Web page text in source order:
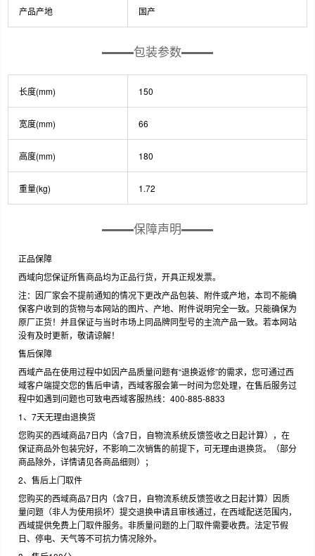
产品产地 国产
包装参数
长度(mm) 150
宽度(mm) 66
高度(mm) 180
重量(kg) 1.72
保障声明
正品保障
西域向您保证所售商品均为正品行货，开具正规发票。
注：因厂家会不提前通知的情况下更改产品包装、附件或产地，本司不能确
保客户收到的货物与本网站的图片、产地、附件说明完全一致。只能确保为
原厂正货！并且保证与当时市场上同品牌同型号的主流产品一致。若本网站
没有及时更新，敬请谅解！
售后保障
西域产品在使用过程中如因产品质量问题有“退换返修”的需求，您可通过西
域客户端提交您的售后申请，西域客服会第一时间为您处理，在售后服务过
程中如遇到问题也可致电西域客服热线：400-885-8833
1、7天无理由退换货
您购买的西域商品7日内（含7日，自物流系统反馈签收之日起计算），在
保证商品外包装完好，不影响二次销售的前提下，可无理由退换货。（部分
商品除外，详情请见各商品细则）；
2、售后上门取件
您购买的西域商品7日内（含7日，自物流系统反馈签收之日起计算）因质
量问题（非人为使用损坏）提交退换申请且审核通过，在西域配送范围内，
西域提供免费上门取件服务。非质量问题的上门取件需要收费。法定节假
日、停电、天气等不可抗力情况除外。